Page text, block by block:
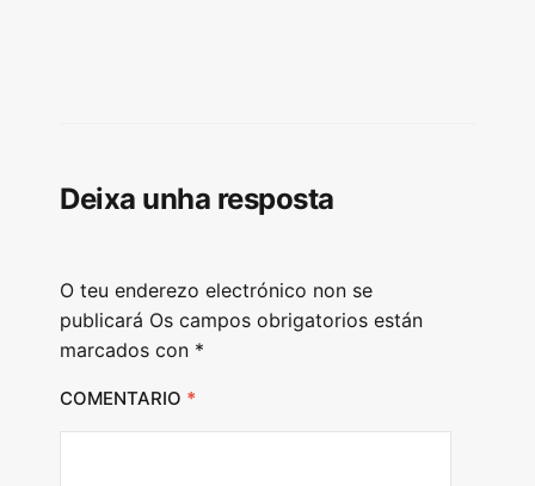
Deixa unha resposta
O teu enderezo electrónico non se
publicará Os campos obrigatorios están
marcados con *
COMENTARIO *